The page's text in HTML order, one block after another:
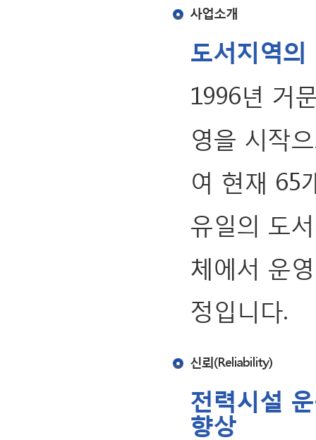
사업소개
도서지역
1996년 거
영을 시작
여 현재 65
유일의 도
체에서 운
정입니다.
신뢰(Reliability)
전력시설
향상